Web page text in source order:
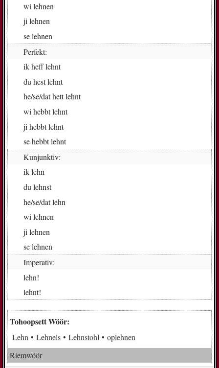
wi leh­nen
jileh­nen
seleh­nen
Perfekt:
ikheff lehnt
du hest lehnt
he/se/dathett lehnt
wi hebbt lehnt
ji hebbt lehnt
sehebbt lehnt
Kunjunktiv:
iklehn
du lehnst
he/se/datlehn
wi leh­nen
ji leh­nen
seleh­nen
Imperativ:
lehn!
lehnt!
Tohoopsett Wöör:
Lehn Lehnels Lehnstohl
oplehnen
Riemwöör